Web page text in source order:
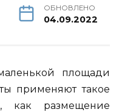
ОБНОВЛЕНО
04.09.2022
площади
применяют такое
как размещение